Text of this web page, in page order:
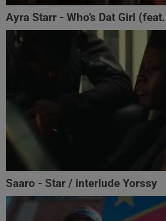
Ayra Starr - Who’s Dat Girl
Saaro - Star / interlude Yorssy